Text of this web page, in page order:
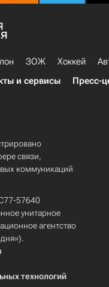
ЗОЖ Хоккей
и сервисы Пресс-
связи,
коммуникаций
57640
унитарное
агентство
технологий